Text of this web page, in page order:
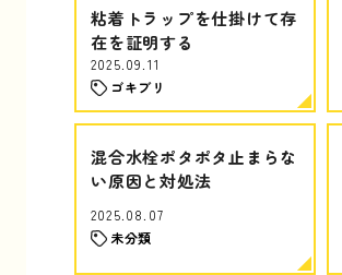
粘着トラップを仕掛けて存
在を証明する
2025.09.11
ゴキブリ
混合水栓ポタポタ止まらな
い原因と対処法
2025.08.07
未分類